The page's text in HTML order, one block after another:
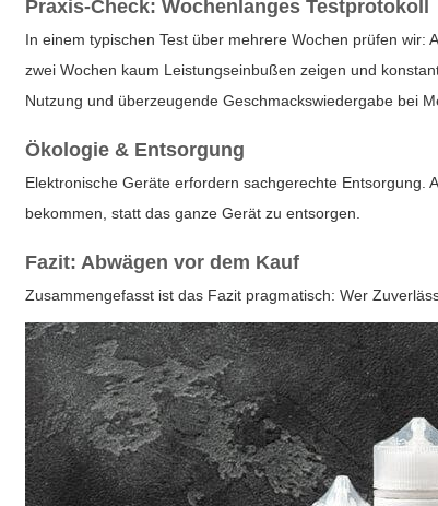
Praxis-Check: Wochenlanges Testprotokoll
In einem typischen Test über mehrere Wochen prüfen
zwei Wochen kaum Leistungseinbußen zeigen und
Nutzung und überzeugende Geschmackswiedergabe bei
Ökologie & Entsorgung
Elektronische Geräte erfordern sachgerechte Entsorgung.
bekommen, statt das ganze Gerät zu entsorgen.
Fazit: Abwägen vor dem Kauf
Zusammengefasst ist das Fazit pragmatisch: Wer